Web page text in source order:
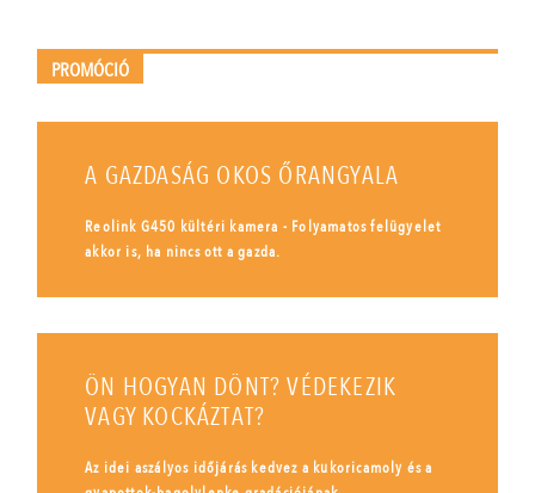
PROMÓCIÓ
A GAZDASÁG OKOS ŐRANGYALA
Reolink G450 kültéri kamera - Folyamatos felügyelet
akkor is, ha nincs ott a gazda.
ÖN HOGYAN DÖNT? VÉDEKEZIK
VAGY KOCKÁZTAT?
Az idei aszályos időjárás kedvez a kukoricamoly és a